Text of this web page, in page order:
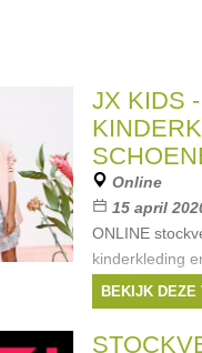
JX KIDS
Online
15 april
ONLINE
kinderkleding
korting. Nu
op alle
bekijken op
BEKIJK DEZE